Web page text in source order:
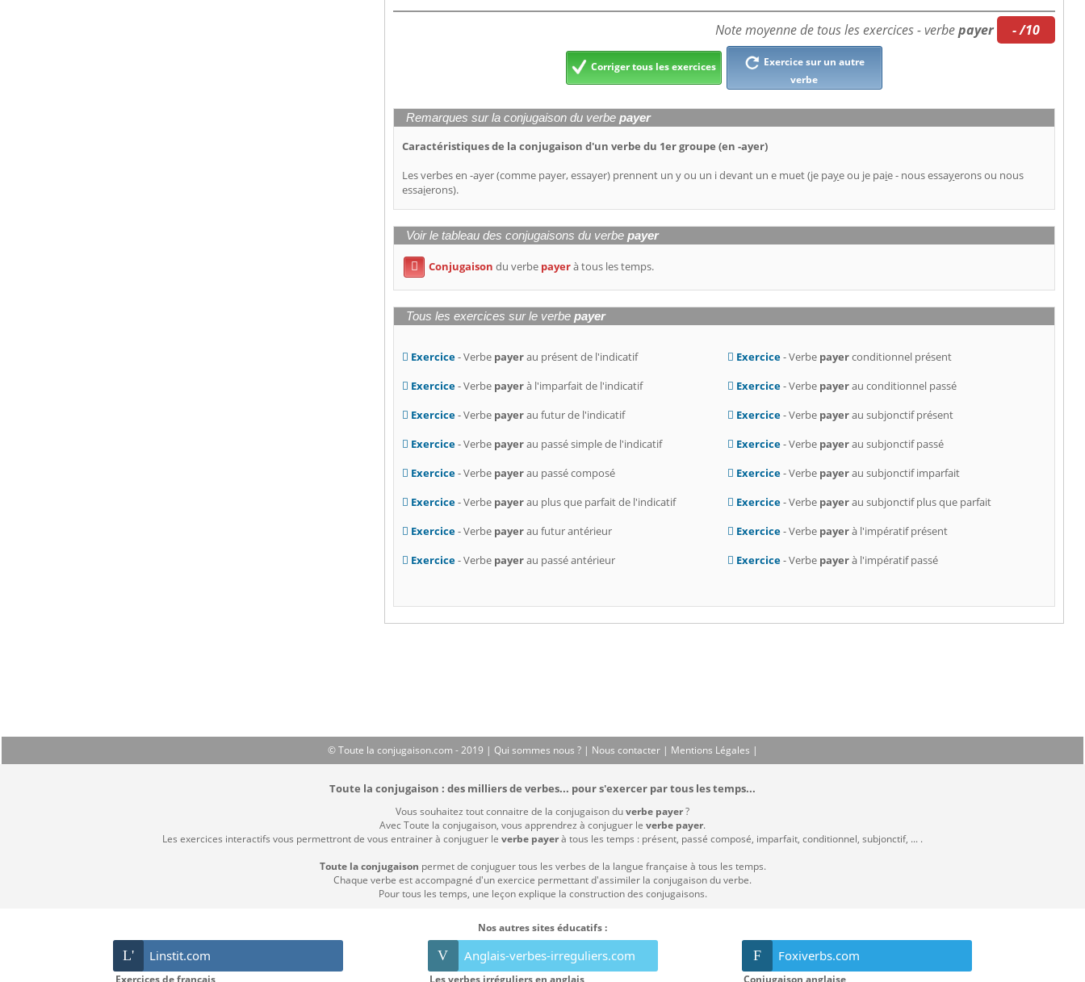
Note moyenne de tous les exercices - verbepayer - /10
Corriger tous les exercices
Exercice sur un autre
verbe
Remarques sur la conjugaison du verbepayer
Caractéristiques de la conjugaison d'un verbe du 1er groupe (en -ayer)
Les verbes en -ayer (comme payer, essayer) prennent un y ou un i devant un e muet (je paye ou je paie - nous essayerons ou nous
essaierons).
Voir le tableau des conjugaisons du verbepayer
 Conjugaison du verbe payerà tous les temps.
Tous les exercices sur le verbepayer
Exercice- Verbe payerau présent de l'indicatif
Exercice- Verbe payerà l'imparfait de l'indicatif
Exercice- Verbe payerau futur de l'indicatif
Exercice- Verbe payerau passé simple de l'indicatif
Exercice- Verbe payerau passé composé
Exercice- Verbe payerau plus que parfait de l'indicatif
Exercice- Verbe payerau futur antérieur
Exercice- Verbe payerau passé antérieur
Exercice- Verbe payerconditionnel présent
Exercice- Verbe payerau conditionnel passé
Exercice- Verbe payerau subjonctif présent
Exercice- Verbe payerau subjonctif passé
Exercice- Verbe payerau subjonctif imparfait
Exercice- Verbe payerau subjonctif plus que parfait
Exercice- Verbe payerà l'impératif présent
Exercice- Verbe payerà l'impératif passé
© Toute la conjugaison.com - 2019 | Qui sommes nous ? | Nous contacter | Mentions Légales |
Toute la conjugaison : des milliers de verbes... pour s'exercer par tous les temps...
Vous souhaitez tout connaitre de la conjugaison duverbe payer?
Avec Toute la conjugaison, vous apprendrez à conjuguer le verbe payer.
Les exercices interactifs vous permettront de vous entrainer à conjuguer le verbe payerà tous les temps : présent, passé composé, imparfait, conditionnel, subjonctif, ... .
Toute la conjugaison permet de conjuguer tous les verbes de la langue française à tous les temps.
Chaque verbe est accompagné d'un exercice permettant d'assimiler la conjugaison du verbe.
Pour tous les temps, une leçon explique la construction des conjugaisons.
Nos autres sites éducatifs :
L' Linstit.com V Anglais-verbes-irreguliers.com F Foxiverbs.com